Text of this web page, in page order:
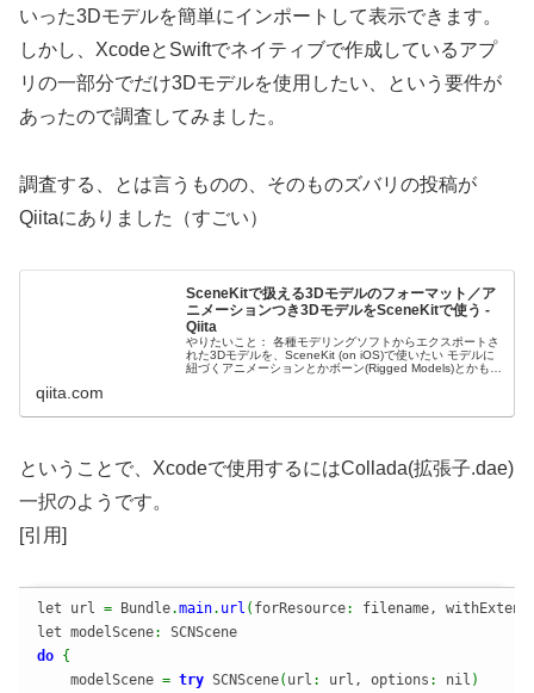
いった3Dモデルを簡単にインポートして表示できます。
しかし、XcodeとSwiftでネイティブで作成しているアプ
リの一部分でだけ3Dモデルを使用したい、という要件が
あったので調査してみました。
調査する、とは言うものの、そのものズバリの投稿が
Qiitaにありました（すごい）
SceneKitで扱える3Dモデルのフォーマット／ア
ニメーションつき3DモデルをSceneKitで使う -
Qiita
やりたいこと： 各種モデリングソフトからエクスポートさ
れた3Dモデルを、SceneKit (on iOS)で使いたい モデルに
紐づくアニメーションとかボーン(Rigged Models)とかもそ
qiita.com
ということで、Xcodeで使用するにはCollada(拡張子.dae)
一択のようです。
[引用]
let url = Bundle.main. url ( forResource:
filename,
let modelScene:
do {
    modelScene
= try SCNScene( url : url, options : nil )